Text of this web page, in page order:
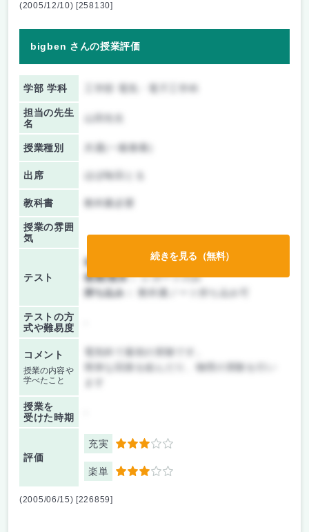
(2005/12/10) [258130]
bigben さんの授業評価
学部 学科
担当の先生
名
授業種別 共通(一般教養)
出席 ほぼ毎回とる
教科書 教科書必要
授業の雰囲
気
テスト
前期/中間：
レポートのみ
後期/期末：レポートのみ
持ち込み：
教科書ノート持ち込み可
テストの方
式や難易度
コメント
授業の内容や
学べたこと
電気科で最初の実験です。
簡単な回路を組んだり、物理の実験を行い
授業を
受けた時期
評価
充実 3
楽単 3
続きを見る（無料）
(2005/06/15) [226859]